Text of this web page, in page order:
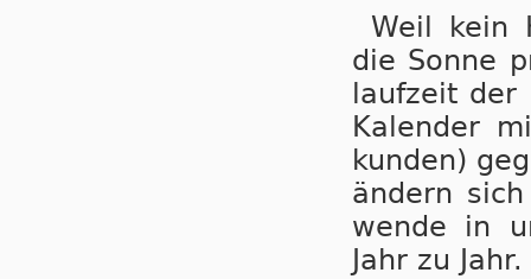
Weil kein
die Son­ne
lauf­zeit
Ka­len­der
kun­den)
än­dern
wen­de in
Jahr zu Jahr.